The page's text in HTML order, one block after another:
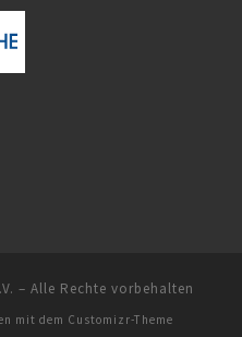
– Alle Rechte vorbehalten
mit dem Customizr-Theme